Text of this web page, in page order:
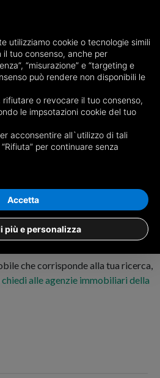
del giornale via mail
giornale
Cadore
che corrisponde alla tua ricerca,
chiedi alle agenzie immobiliari della
utilizziamo cookie o tecnologie simili
tuo consenso, anche per
“misurazione” e “targeting e
può rendere non disponibili le
o revocare il tuo consenso,
le impsotazioni cookie del tuo
acconsentire all`utilizzo di tali
per continuare senza
più e personalizza
Accetta